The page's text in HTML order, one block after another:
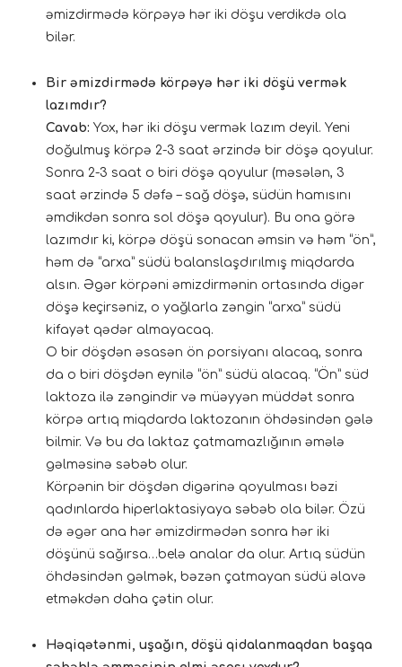
əmizdirmədə körpəyə hər iki döşu verdikdə ola
bilər.
Bir əmizdirmədə körpəyə hər iki döşü vermək
lazımdır?
Cavab: Yox, hər iki döşu vermək lazım deyil. Yeni
doğulmuş körpə 2-3 saat ərzində bir döşə qoyulur.
Sonra 2-3 saat o biri döşə qoyulur (məsələn, 3
saat ərzində 5 dəfə – sağ döşə, südün hamısını
əmdikdən sonra sol döşə qoyulur). Bu ona görə
lazımdır ki, körpə döşü sonacan əmsin və həm “ön”,
həm də “arxa” südü balanslaşdırılmış miqdarda
alsın. Əgər körpəni əmizdirmənin ortasında digər
döşə keçirsəniz, o yağlarla zəngin “arxa” südü
kifayət qədər almayacaq.
O bir döşdən əsasən ön porsiyanı alacaq, sonra
da o biri döşdən eynilə “ön” südü alacaq. “Ön” süd
laktoza ilə zəngindir və müəyyən müddət sonra
körpə artıq miqdarda laktozanın öhdəsindən gələ
bilmir. Və bu da laktaz çatmamazlığının əmələ
gəlməsinə səbəb olur.
Körpənin bir döşdən digərinə qoyulması bəzi
qadınlarda hiperlaktasiyaya səbəb ola bilər. Özü
də əgər ana hər əmizdirmədən sonra hər iki
döşünü sağırsa…belə analar da olur. Artıq südün
öhdəsindən gəlmək, bəzən çatmayan südü əlavə
etməkdən daha çətin olur.
Həqiqətənmi, uşağın, döşü qidalanmaqdan başqa